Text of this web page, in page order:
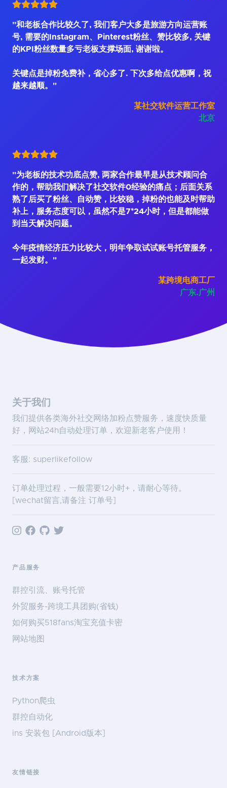
"和老板合作比较久了, 我们客户大多是旅游方向运营账
号, 需要的Instagram、Pinterest粉丝、赞比较多, 关键
的KPI粉丝数量多亏老板支撑场面, 谢谢啦。
关键点是掉粉免费补，省心多了. 下次多给点优惠啊，祝
越来越顺。"
某社交软件运营工作室
北京
"为老板的技术功底点赞, 两家合作最早是从技术顾问合
作的，帮助我们解决了社交软件0经验的痛点；后面关系
熟了后买了粉丝、自动赞，比较稳，掉粉的也能及时帮助
补上，服务态度可以，虽然不是7*24小时，但是都能做
到当天解决问题。
今年疫情经济压力比较大，明年争取试试账号托管服务，
一起发财。"
某跨境电商工厂
广东.广州
关于我们
我们提供各类海外社交网络加粉点赞服务，速度快质量
好，网站24h自动处理订单，欢迎新老客户使用！
客服: superlikefollow
订单处理过程，一般需要12小时+，请耐心等待。
[wechat留言,请备注 订单号]
产品服务
群控引流、账号托管
外贸服务-跨境工具团购(省钱)
如何购买518fans淘宝充值卡密
网站地图
技术方案
Python爬虫
群控自动化
ins 安装包 [Android版本]
友情链接